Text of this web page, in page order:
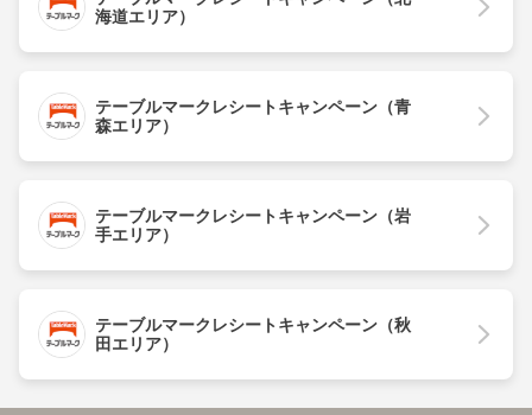
海道エリア）
テーブルマークレシートキャンペーン（青
森エリア）
テーブルマークレシートキャンペーン（岩
手エリア）
テーブルマークレシートキャンペーン（秋
田エリア）